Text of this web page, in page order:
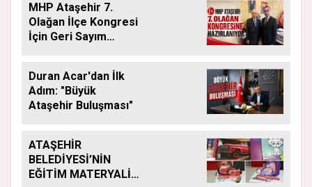
MHP Ataşehir 7.
Olağan İlçe Kongresi
İçin Geri Sayım
Duran Acar'dan İlk
Adım: "Büyük
Ataşehir Buluşması"
ATAŞEHİR
BELEDİYESİ’NİN
EĞİTİM MATERYALİ